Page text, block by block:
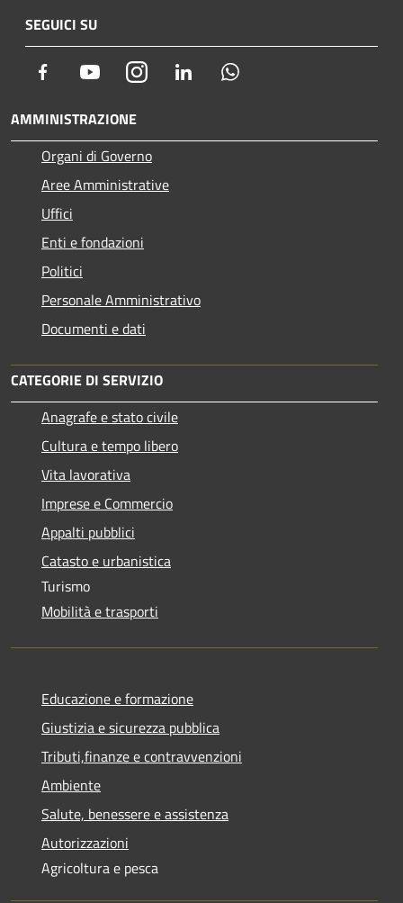
SEGUICI SU
Facebook YoutubeInstagram LinkedIn
AMMINISTRAZIONE
Organi di Governo
Aree Amministrative
Uffici
Enti e fondazioni
Politici
Personale Amministrativo
Documenti e dati
CATEGORIE DI SERVIZIO
Anagrafe e stato civile
Cultura e tempo libero
Vita lavorativa
Imprese e Commercio
Appalti pubblici
Catasto e urbanistica
Turismo
Mobilità e trasporti
Educazione e formazione
Giustizia e sicurezza pubblica
Tributi,finanze e contravvenzioni
Ambiente
Salute, benessere e assistenza
Autorizzazioni
Agricoltura e pesca